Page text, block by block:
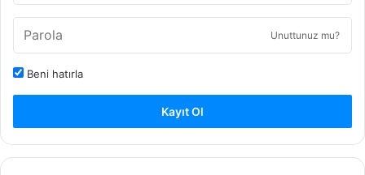
Unuttunuz mu?
Beni hatırla
Kayıt Ol